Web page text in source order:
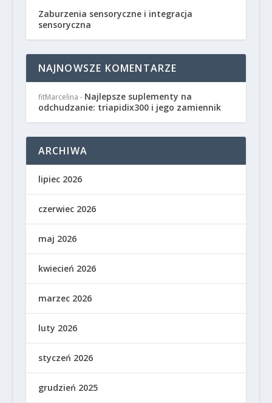
Zaburzenia sensoryczne i integracja
sensoryczna
NAJNOWSZE KOMENTARZE
fitMarcelina - Najlepsze suplementy na
odchudzanie: triapidix300 i jego zamiennik
ARCHIWA
lipiec 2026
czerwiec 2026
maj 2026
kwiecień 2026
marzec 2026
luty 2026
styczeń 2026
grudzień 2025